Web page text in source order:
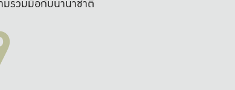
มร่วมมือกับนานาชาติ